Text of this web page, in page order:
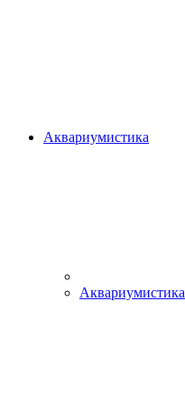
Аквариумистика
Аквариумистика